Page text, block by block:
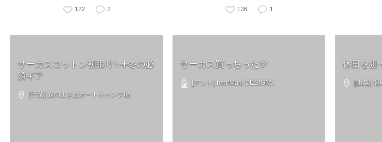
122 2 136 1
サーカスコットン初張り✨➕冬の必
須ギア
[千葉] 森のまきばオートキャンプ場
サーカス買っちった🎊
[テント] tent-Mark DESIGNS
休日を狙
[山梨] 浩